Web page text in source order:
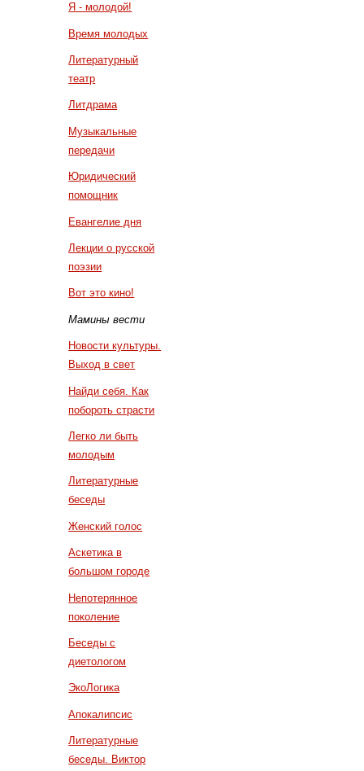
Я - молодой!
Время молодых
Литературный
театр
Литдрама
Музыкальные
передачи
Юридический
помощник
Евангелие дня
Лекции о русской
поэзии
Вот это кино!
Мамины вести
Новости культуры.
Выход в свет
Найди себя. Как
побороть страсти
Легко ли быть
молодым
Литературные
беседы
Женский голос
Аскетика в
большом городе
Непотерянное
поколение
Беседы с
диетологом
ЭкоЛогика
Апокалипсис
Литературные
беседы. Виктор